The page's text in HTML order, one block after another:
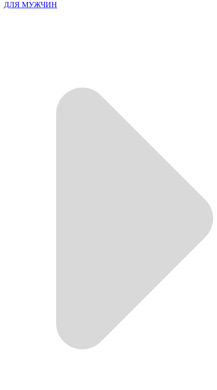
ДЛЯ МУЖЧИН